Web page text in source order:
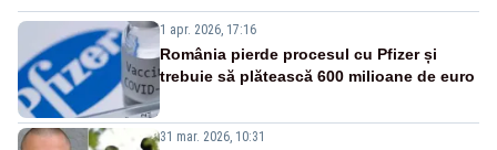
Sistemului
1 apr. 2026, 17:16
România pierde procesul cu Pfizer și
trebuie să plătească 600 milioane de euro
31 mar. 2026, 10:31